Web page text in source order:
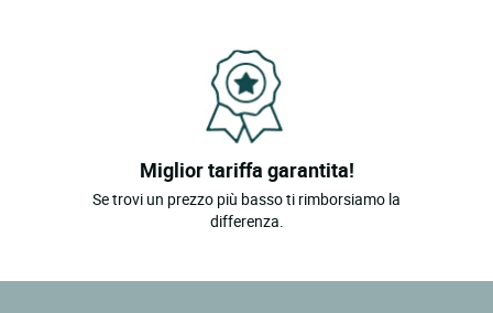
Miglior tariffa garantita!
Se trovi un prezzo più basso ti rimborsiamo la
differenza.